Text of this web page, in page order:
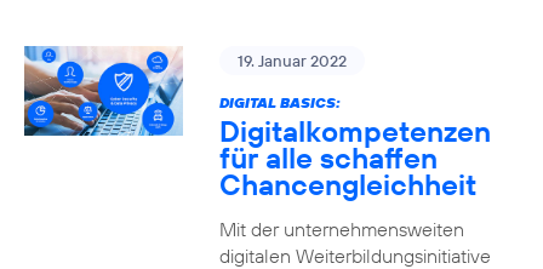
19. Januar 2022
DIGITAL BASICS:
Digitalkompetenzen
für alle schaffen
Chancengleichheit
Mit der unternehmensweiten
digitalen Weiterbildungsinitiative